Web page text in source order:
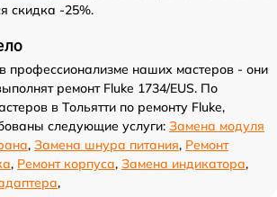
скидка -25%.
профессионализме наших мастеров - они
ремонт Fluke 1734/EUS. По
в Тольятти по ремонту Fluke,
следующие услуги: Замена модуля
, Замена шнура питания, Ремонт
, Ремонт корпуса, Замена индикатора,
,